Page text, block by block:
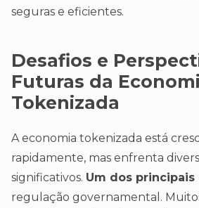
seguras e eficientes.
Desafios e
Futuras da
Tokenizada
A economia tokenizada está
rapidamente, mas enfrenta
significativos. Um dos principais
regulação governamental.